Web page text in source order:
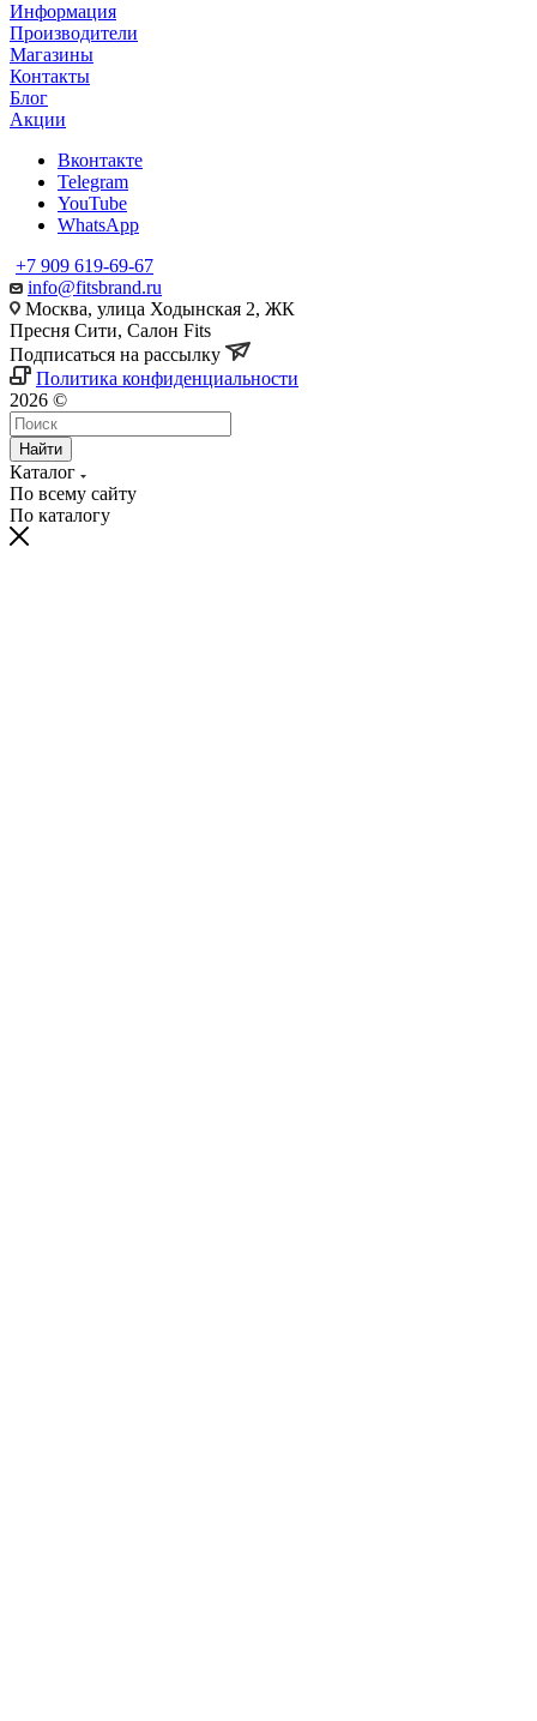
Информация
Производители
Магазины
Контакты
Блог
Акции
Вконтакте
Telegram
YouTube
WhatsApp
+7 909 619-69-67
info@fitsbrand.ru
Москва, улица Ходынская 2, ЖК
Пресня Сити, Салон Fits
Подписаться на рассылку
Политика конфиденциальности
2026 ©
Найти
Каталог
По всему сайту
По каталогу